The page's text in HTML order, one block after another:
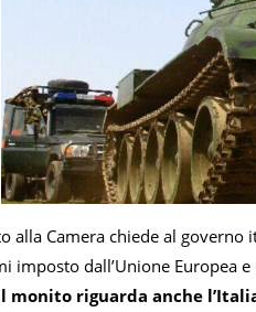
alla Camera chiede al governo
imposto dall’Unione Europea
monito riguarda anche